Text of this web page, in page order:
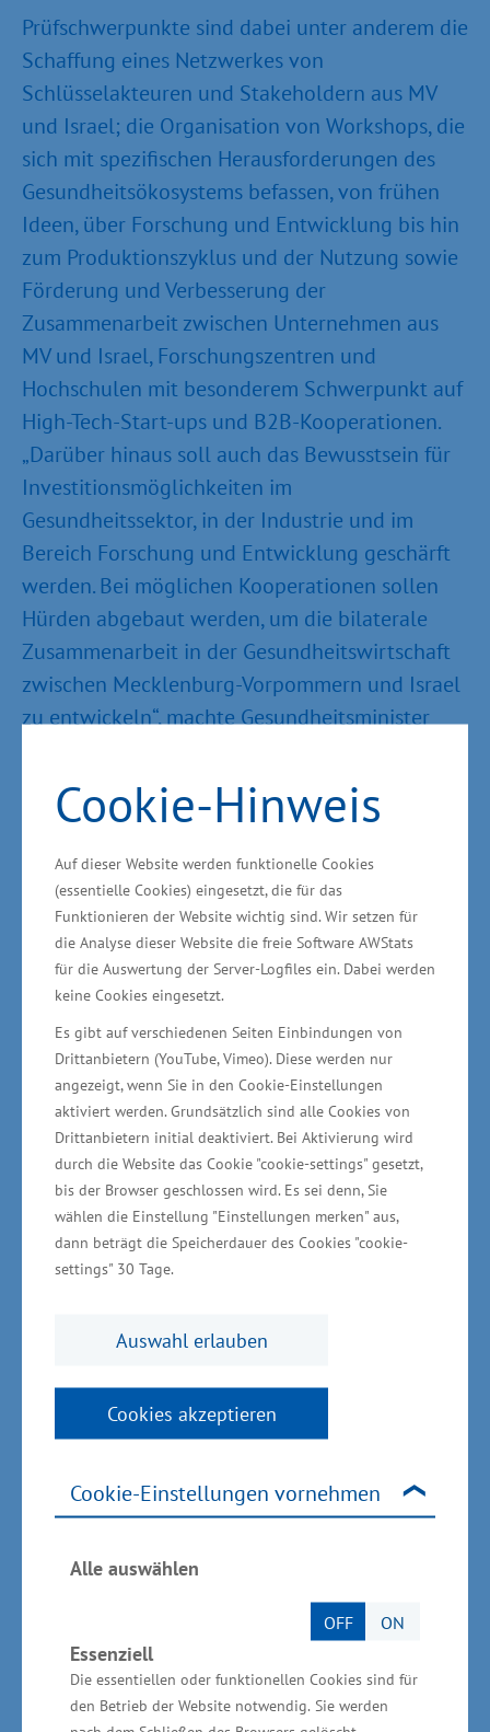
Cookie-Hinweis
Auf dieser Website werden funktionelle Cookies
(essentielle Cookies) eingesetzt, die für das
Funktionieren der Website wichtig sind. Wir setzen für
die Analyse dieser Website die freie Software AWStats
für die Auswertung der Server-Logfiles ein. Dabei werden
keine Cookies eingesetzt.
Es gibt auf verschiedenen Seiten Einbindungen von
Drittanbietern (YouTube, Vimeo). Diese werden nur
angezeigt, wenn Sie in den Cookie-Einstellungen
aktiviert werden. Grundsätzlich sind alle Cookies von
Drittanbietern initial deaktiviert. Bei Aktivierung wird
durch die Website das Cookie "cookie-settings" gesetzt,
bis der Browser geschlossen wird. Es sei denn, Sie
wählen die Einstellung "Einstellungen merken" aus,
dann beträgt die Speicherdauer des Cookies "cookie-
settings" 30 Tage.
Auswahl erlauben
Cookies akzeptieren
Cookie-Einstellungen vornehmen
Alle auswählen
OFF ON
Essenziell
Die essentiellen oder funktionellen Cookies sind für
den Betrieb der Website notwendig. Sie werden
Prüfschwerpunkte sind dabei unter anderem die
Schaffung eines Netzwerkes von
Schlüsselakteuren und Stakeholdern aus MV
und Israel; die Organisation von Workshops, die
sich mit spezifischen Herausforderungen des
Gesundheitsökosystems befassen, von frühen
Ideen, über Forschung und Entwicklung bis hin
zum Produktionszyklus und der Nutzung sowie
Förderung und Verbesserung der
Zusammenarbeit zwischen Unternehmen aus
MV und Israel, Forschungszentren und
Hochschulen mit besonderem Schwerpunkt auf
High-Tech-Start-ups und B2B-Kooperationen.
„Darüber hinaus soll auch das Bewusstsein für
Investitionsmöglichkeiten im
Gesundheitssektor, in der Industrie und im
Bereich Forschung und Entwicklung geschärft
werden. Bei möglichen Kooperationen sollen
Hürden abgebaut werden, um die bilaterale
Zusammenarbeit in der Gesundheitswirtschaft
zwischen Mecklenburg-Vorpommern und Israel
zu entwickeln“, machte Gesundheitsminister
Israel ist Start-up-Nation
Die Bereiche Medizintechnik und digitale
Gesundheit sind - die Anzahl der Unternehmen
betrachtet - die größten Wirtschaftssektoren
Israels. „Zudem ist Israel eine Start-up-Nation
und zu einem bedeutenden Produzenten
innovativer medizintechnischer Geräte
aufgestiegen. Innovationen werden
beispielsweise in den Bereichen digitale
Bildgebung, medizinische Laser, Telemedizin,
Frühdiagnostik, intelligente chirurgische Geräte
entwickelt. Das sind Themen, von denen auch
unser Land partizipieren kann“, betonte
Wirtschafts- und Gesundheitsminister Glawe. Im
Millionen Einwohner) hat Israel mehr Start-ups
Nationen. Rund 8000 Start-ups gibt es laut der
deutsch-israelischen Industrie- und
Unternehmen der Gesundheitswirtschaft
ungefähr 38 Prozent der
Unternehmensgründungen fanden zwischen
2014 und 2016 statt. Heute gibt es in Israel
über 1500 aktive Unternehmen, die meisten
sind in der Entwicklung digitaler